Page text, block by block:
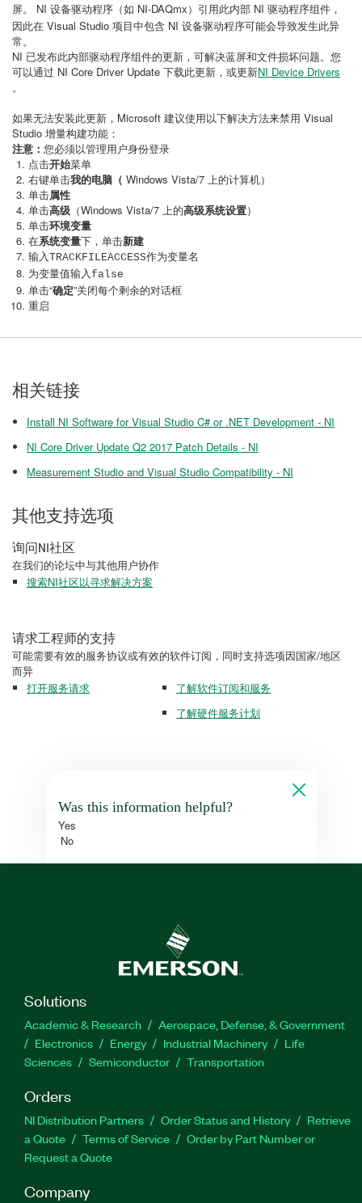
屏。 NI 设备驱动程序（如 NI-DAQmx）引用此内部 NI 驱动程序组件，
因此在 Visual Studio 项目中包含 NI 设备驱动程序可能会导致发生此异
常。
NI 已发布此内部驱动程序组件的更新，可解决蓝屏和文件损坏问题。您
可以通过 NI Core Driver Update 下载此更新，或更新NI Device Drivers
。
如果无法安装此更新，Microsoft 建议使用以下解决方法来禁用 Visual
Studio 增量构建功能：
注意： 您必须以管理用户身份登录
点击开始菜单
右键单击我的电脑 （ Windows Vista/7 上的计算机）
单击属性
单击高级 （Windows Vista/7 上的高级系统设置）
单击环境变量
在系统变量下，单击新建
输入TRACKFILEACCESS作为变量名
为变量值输入false
单击“确定”关闭每个剩余的对话框
重启
相关链接
Install NI Software for Visual Studio C# or .NET Development - NI
NI Core Driver Update Q2 2017 Patch Details - NI
Measurement Studio and Visual Studio Compatibility - NI
其他支持选项
询问NI社区
在我们的论坛中与其他用户协作
搜索NI社区以寻求解决方案
请求工程师的支持
可能需要有效的服务协议或有效的软件订阅，同时支持选项因国家/地区
而异
打开服务请求
了解软件订阅和服务
了解硬件服务计划
Was this information helpful?
Yes
No
Solutions
Academic & Research
Aerospace, Defense, & Government
Electronics
Energy Industrial Machinery
Life
Sciences
Semiconductor Transportation
Orders
NI Distribution Partners Order Status and History
Retrieve
a Quote
Terms of Service
Order by Part Number or
Request a Quote
Company